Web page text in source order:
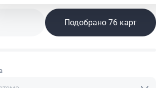
Подобрано 76 карт